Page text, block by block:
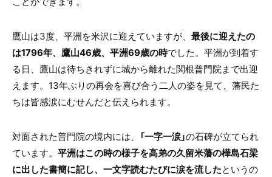
鷹山は3度、平洲を米沢に迎えていますが、 最後に迎えたの
は1796年、鷹山46歳、平洲69歳の時でした。平洲が到着す
る日、鷹山は待ちきれずに城から離れた関根普門院まで出迎
えます。 13年ぶりの再会を喜び合う二人の姿を見て、藩民た
ちは皆感涙にむせんだと伝えられます。
対面された普門院の境内には、 「一字一涙」の石碑が立てられ
ています。 平洲はこの時の様子を高弟の久留米藩の樺島石梁
に出した書簡に記し、一文字読むたびに涙を流したというの